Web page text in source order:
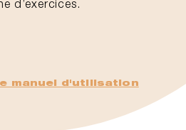
d’exercices.
manuel d'utilisation